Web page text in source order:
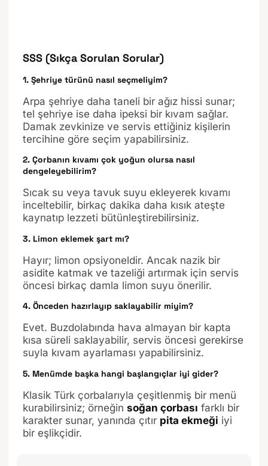
SSS (Sıkça Sorulan Sorular)
1. Şehriye türünü nasıl seçmeliyim?
Arpa şehriye daha taneli bir ağız hissi sunar;
tel şehriye ise daha ipeksi bir kıvam sağlar.
Damak zevkinize ve servis ettiğiniz kişilerin
tercihine göre seçim yapabilirsiniz.
2. Çorbanın kıvamı çok yoğun olursa nasıl
dengeleyebilirim?
Sıcak su veya tavuk suyu ekleyerek kıvamı
inceltebilir, birkaç dakika daha kısık ateşte
kaynatıp lezzeti bütünleştirebilirsiniz.
3. Limon eklemek şart mı?
Hayır; limon opsiyoneldir. Ancak nazik bir
asidite katmak ve tazeliği artırmak için servis
öncesi birkaç damla limon suyu önerilir.
4. Önceden hazırlayıp saklayabilir miyim?
Evet. Buzdolabında hava almayan bir kapta
kısa süreli saklayabilir, servis öncesi gerekirse
suyla kıvam ayarlaması yapabilirsiniz.
5. Menümde başka hangi başlangıçlar iyi gider?
Klasik Türk çorbalarıyla çeşitlenmiş bir menü
kurabilirsiniz; örneğin soğan çorbası farklı bir
karakter sunar, yanında çıtır pita ekmeği iyi
bir eşlikçidir.